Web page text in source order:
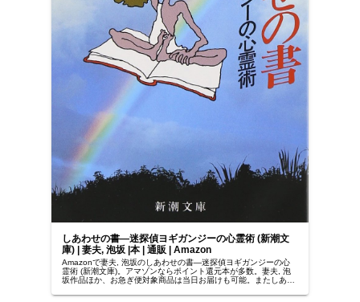
しあわせの書―迷探偵ヨギガンジーの心霊術 (新潮文
庫) | 妻夫, 泡坂 |本 | 通販 | Amazon
Amazonで妻夫, 泡坂のしあわせの書―迷探偵ヨギガンジーの心
霊術 (新潮文庫)。アマゾンならポイント還元本が多数。妻夫, 泡
坂作品ほか、お急ぎ便対象商品は当日お届けも可能。またしあわ